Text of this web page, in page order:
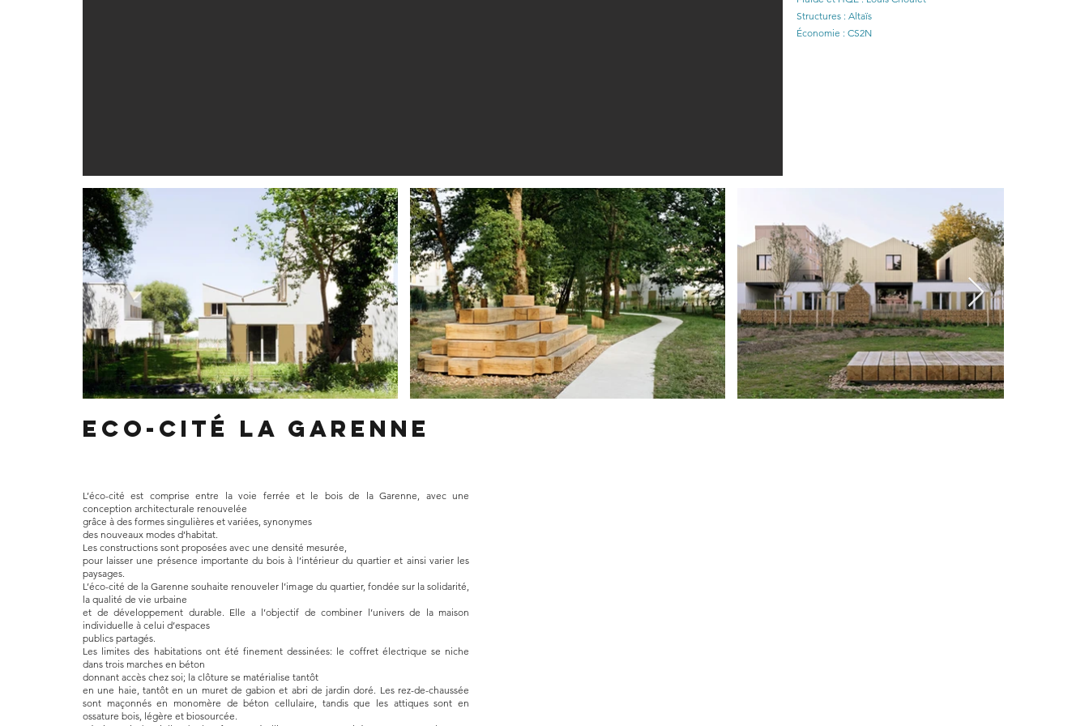
Structures : Altaïs
Économie : CS2N
Eco-cité la Garenne
L’éco-cité est comprise entre la voie ferrée et le bois de la Garenne, avec une
conception architecturale renouvelée
grâce à des formes singulières et variées, synonymes
des nouveaux modes d’habitat.
Les constructions sont proposées avec une densité mesurée,
pour laisser une présence importante du bois à l’intérieur du quartier et ainsi varier les
paysages.
L’éco-cité de la Garenne souhaite renouveler l’image du quartier, fondée sur la solidarité,
la qualité de vie urbaine
et de développement durable. Elle a l’objectif de combiner l’univers de la maison
individuelle à celui d’espaces
publics partagés.
Les limites des habitations ont été finement dessinées: le coffret électrique se niche
dans trois marches en béton
donnant accès chez soi; la clôture se matérialise tantôt
en une haie, tantôt en un muret de gabion et abri de jardin doré. Les rez-de-chaussée
sont maçonnés en monomère de béton cellulaire, tandis que les attiques sont en
ossature bois, légère et biosourcée.